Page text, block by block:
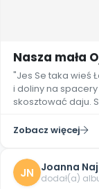
Nasza mała
"Jes Se taka wieś
i doliny na
skosztować daju.
Zobacz więcej
JN Joanna
dodał(a)